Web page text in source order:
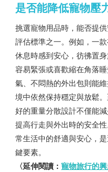
是否能降低寵物壓
挑選寵物用品時，能否提
評估標準之一。例如，一
休息時感到安心，彷彿置
容易緊張或喜歡縮在角落
氣、不悶熱的外出包則能
境中依然保持穩定與放鬆
好的重量分散設計不僅能
提高行走與外出時的安全
常生活中的舒適與安心，
鍵要素。
〈延伸閱讀： 寵物旅行的